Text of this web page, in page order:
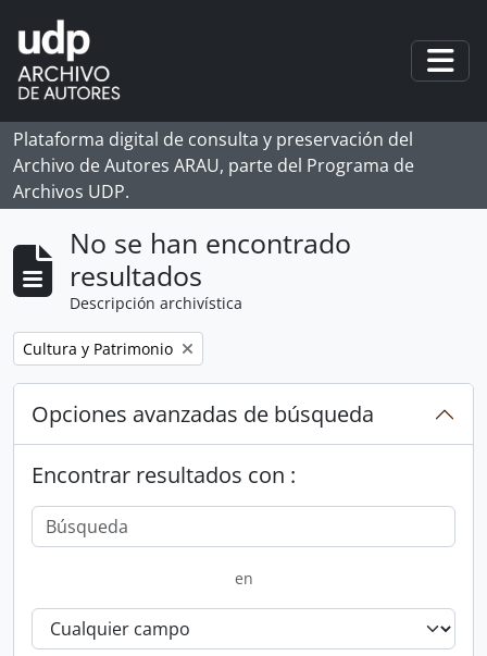
Skip to main content
Plataforma digital de consulta y preservación del
Archivo de Autores ARAU, parte del Programa de
Archivos UDP.
No se han encontrado
resultados
Descripción archivística
Remove filter:
Cultura y Patrimonio
Opciones avanzadas de búsqueda
Encontrar resultados con :
en